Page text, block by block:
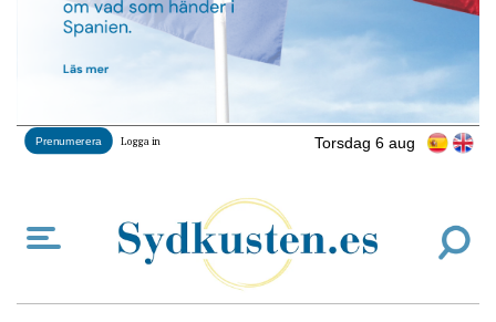
Torsdag 6 aug
Prenumerera Logga in